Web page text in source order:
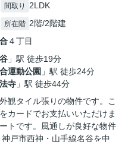
間取り 2LDK
所在階 2階/2階建
４丁目
」駅 徒歩19分
運動公園 」駅 徒歩24分
寺 」駅 徒歩44分
観タイル張りの物件です。こ
カードでお支払いいただけま
トです。風通しが良好な物件
戸市西神・山手線名谷を中